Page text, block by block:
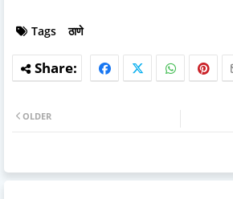
Tags ठाणे
OLDER